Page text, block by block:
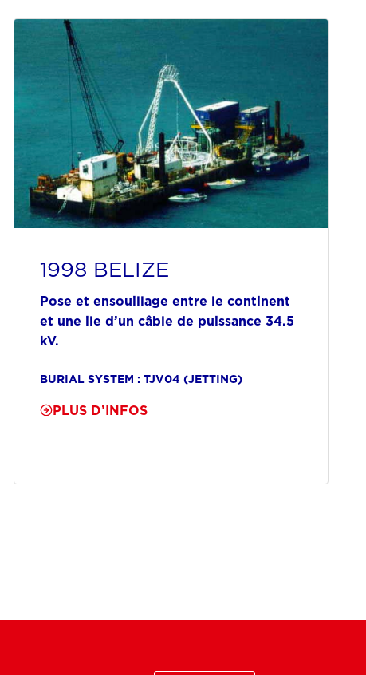
1998 BELIZE
Pose et ensouillage entre le continent
et une ile d’un câble de puissance 34.5
kV.
BURIAL SYSTEM : TJV04 (JETTING)
PLUS D’INFOS